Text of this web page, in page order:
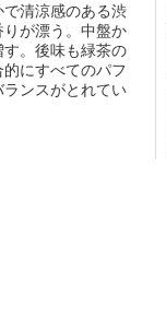
清涼感のある渋
が漂う。中盤か
。後味も緑茶の
にすべてのパフ
ンスがとれてい